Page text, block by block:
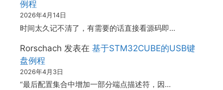
例程
2026年4月14日
时间太久记不清了，有需要的话直接看源码即…
Rorschach 发表在 基于STM32CUBE的USB键
盘例程
2026年4月3日
“最后配置集合中增加一部分端点描述符，因…